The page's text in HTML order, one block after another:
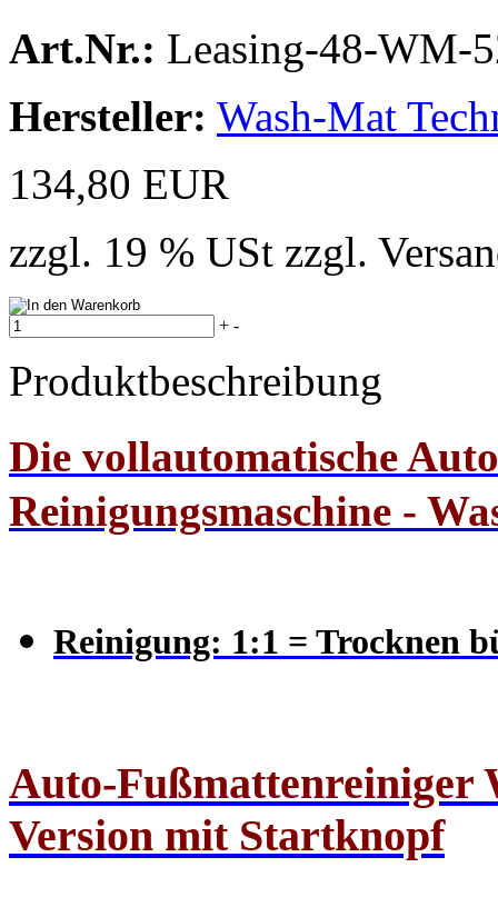
Art.Nr.: Leasing-48-WM-
Hersteller: Wash-Mat
134,80 EUR
zzgl. 19 % USt zzgl.
+ -
Produktbeschreibung
Die vollautomatische
Reinigungsmaschine -
Reinigung: 1:1 = Trocknen
Auto-Fußmattenreiniger
Version mit Startknopf